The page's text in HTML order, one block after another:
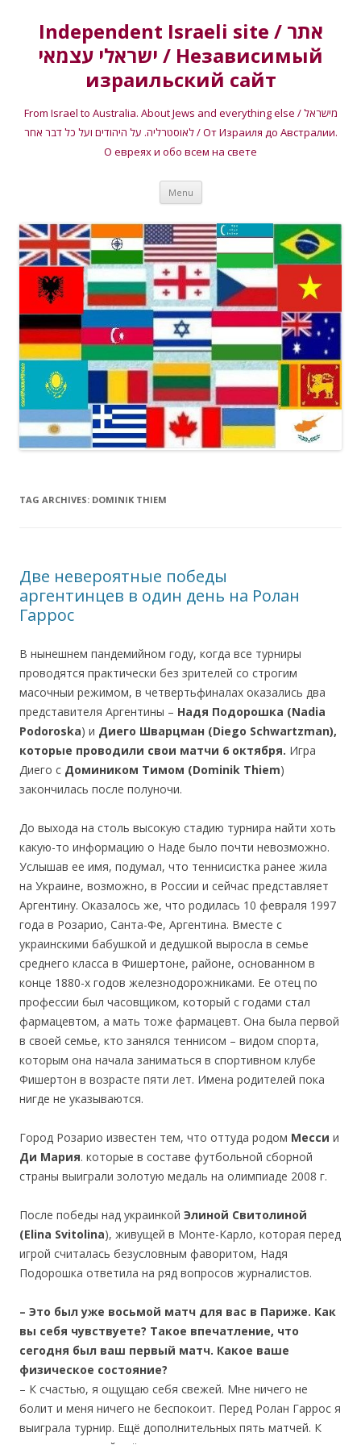
Independent Israeli site / אתר
ישראלי עצמאי / Независимый
израильский сайт
From Israel to Australia. About Jews and everything else / מישראל
לאוסטרליה. על היהודים ועל כל דבר אחר / От Израиля до Австралии.
О евреях и обо всем на свете
Menu Skip
content
TAG ARCHIVES: DOMINIK THIEM
Две невероятные победы
аргентинцев в один день на Ролан
Гаррос
В нынешнем пандемийном году, когда все турниры
проводятся практически без зрителей со строгим
масочныи режимом, в четвертьфиналах оказались два
представителя Аргентины – Надя Подорошка (Nadia
Podoroska) и Диего Шварцман (Diego Schwartzman),
которые проводили свои матчи 6 октября. Игра
Диего с Домиником Тимом (Dominik Thiem)
закончилась после полуночи.
До выхода на столь высокую стадию турнира найти хоть
какую-то информацию о Наде было почти невозможно.
Услышав ее имя, подумал, что теннисистка ранее жила
на Украине, возможно, в России и сейчас представляет
Аргентину. Оказалось же, что родилась 10 февраля 1997
года в Розарио, Санта-Фе, Аргентина. Вместе с
украинскими бабушкой и дедушкой выросла в семье
среднего класса в Фишертоне, районе, основанном в
конце 1880-х годов железнодорожниками. Ее отец по
профессии был часовщиком, который с годами стал
фармацевтом, а мать тоже фармацевт. Она была первой
в своей семье, кто занялся теннисом – видом спорта,
которым она начала заниматься в спортивном клубе
Фишертон в возрасте пяти лет. Имена родителей пока
нигде не указываются.
Город Розарио известен тем, что оттуда родом Месси и
Ди Мария. которые в составе футбольной сборной
страны выиграли золотую медаль на олимпиаде 2008 г.
После победы над украинкой Элиной Свитолиной
(Elina Svitolina), живущей в Монте-Карло, которая перед
игрой считалась безусловным фаворитом, Надя
Подорошка ответила на ряд вопросов журналистов.
– Это был уже восьмой матч для вас в Париже. Как
вы себя чувствуете? Такое впечатление, что
сегодня был ваш первый матч. Какое ваше
физическое состояние?
– К счастью, я ощущаю себя свежей. Мне ничего не
болит и меня ничего не беспокоит. Перед Ролан Гаррос я
выиграла турнир. Ещё дополнительных пять матчей. К